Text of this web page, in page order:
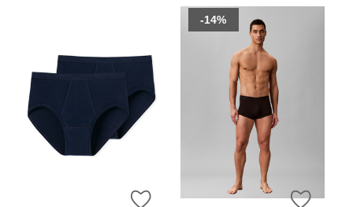
ZUR WUNSCHLISTE HINZUFÜGEN
ZUR
-14%